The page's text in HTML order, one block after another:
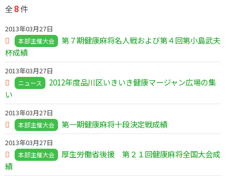
全8件
2013年03月27日
本部主催大会
第７期健康麻将名人戦および第４回第小島武夫
杯成績
2013年03月27日
ニュース
2012年度品川区いきいき健康マージャン広場の集
い
2013年03月27日
本部主催大会 第一期健康麻将十段決定戦成績
2013年03月27日
本部主催大会
厚生労働省後援 第２１回健康麻将全国大会成
績